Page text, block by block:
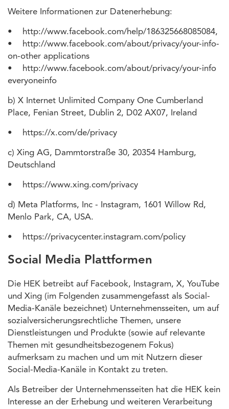
Weitere Informationen zur Datenerhebung:
• http://www.facebook.com/help/186325668085084,
• http://www.facebook.com/about/privacy/your-info-
on-other applications
• http://www.facebook.com/about/privacy/your-info
everyoneinfo
b) X Internet Unlimited Company One Cumberland
Place, Fenian Street, Dublin 2, D02 AX07, Ireland
• https://x.com/de/privacy
c) Xing AG, Dammtorstraße 30, 20354 Hamburg,
Deutschland
• https://www.xing.com/privacy
d) Meta Platforms, Inc - Instagram, 1601 Willow Rd,
Menlo Park, CA, USA.
• https://privacycenter.instagram.com/policy
Social Media Plattformen
Die HEK betreibt auf Facebook, Instagram, X, YouTube
und Xing (im Folgenden zusammengefasst als Social-
Media-Kanäle bezeichnet) Unternehmensseiten, um auf
sozialversicherungsrechtliche Themen, unsere
Dienstleistungen und Produkte (sowie auf relevante
Themen mit gesundheitsbezogenem Fokus)
aufmerksam zu machen und um mit Nutzern dieser
Social-Media-Kanäle in Kontakt zu treten.
Als Betreiber der Unternehmensseiten hat die HEK kein
Interesse an der Erhebung und weiteren Verarbeitung